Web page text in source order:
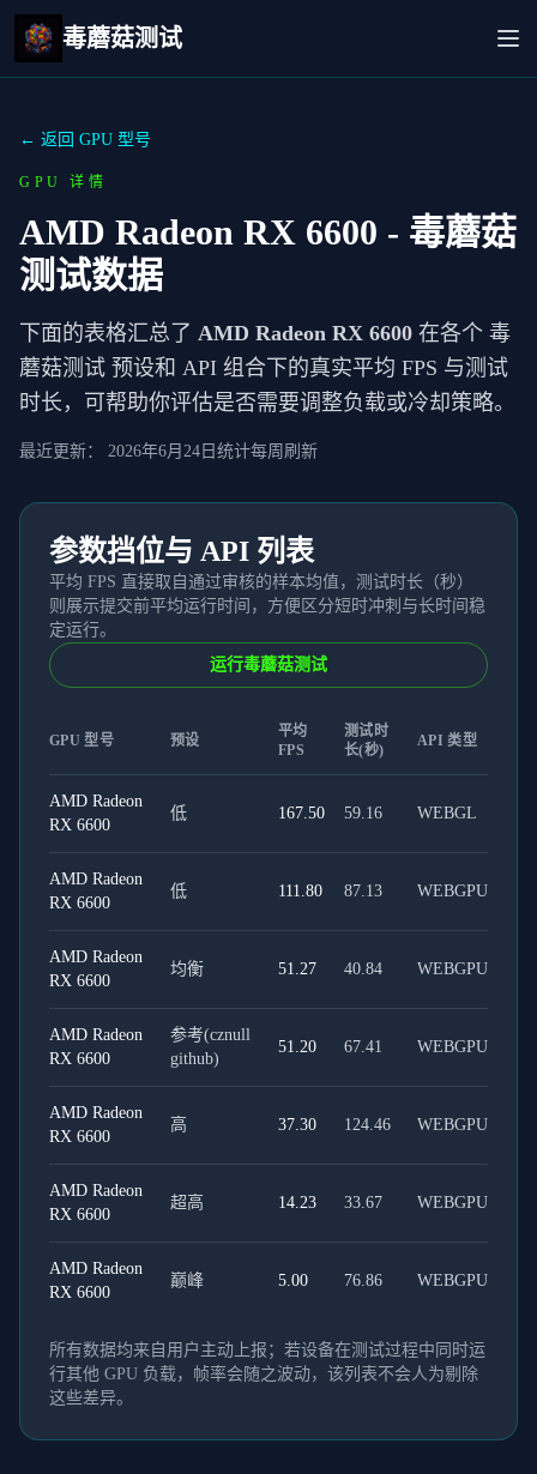
毒蘑菇测试
← 返回 GPU 型号
GPU 详情
AMD Radeon RX 6600 - 毒蘑菇
测试数据
下面的表格汇总了 AMD Radeon RX 6600 在各个 毒
蘑菇测试 预设和 API 组合下的真实平均 FPS 与测试
时长，可帮助你评估是否需要调整负载或冷却策略。
最近更新： 2026年6月24日 统计每周刷新
参数挡位与 API 列表
平均 FPS 直接取自通过审核的样本均值，测试时长（秒）
则展示提交前平均运行时间，方便区分短时冲刺与长时间稳
定运行。
运行毒蘑菇测试
GPU 型号 预设
平均
FPS
测试时
长(秒)
API 类型
AMD Radeon
RX 6600
低 167.50 59.16 WEBGL
AMD Radeon
RX 6600
低 111.80 87.13 WEBGPU
AMD Radeon
RX 6600
均衡 51.27 40.84 WEBGPU
AMD Radeon
RX 6600
参考(cznull
github)
51.20 67.41 WEBGPU
AMD Radeon
RX 6600
高 37.30 124.46 WEBGPU
AMD Radeon
RX 6600
超高 14.23 33.67 WEBGPU
AMD Radeon
RX 6600
巅峰 5.00 76.86 WEBGPU
所有数据均来自用户主动上报；若设备在测试过程中同时运
行其他 GPU 负载，帧率会随之波动，该列表不会人为剔除
这些差异。